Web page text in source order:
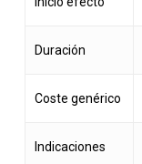
Duración
Coste genérico
Indicaciones